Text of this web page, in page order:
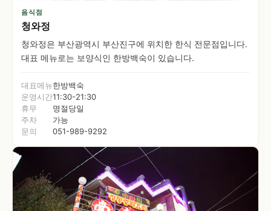
음식점
청와정
청와정은 부산광역시 부산진구에 위치한 한식 전문점입니다.
대표 메뉴로는 보양식인 한방백숙이 있습니다.
대표메뉴한방백숙
운영시간11:30-21:30
휴무
명절당일
주차
가능
문의
051-989-9292